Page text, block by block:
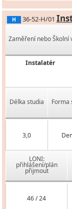
H 36-52-H/01
Zaměření nebo Školní
Instalatér
Délka studia Forma
3,0
LONI:
přihlášení/plán
přijmout
46 / 24